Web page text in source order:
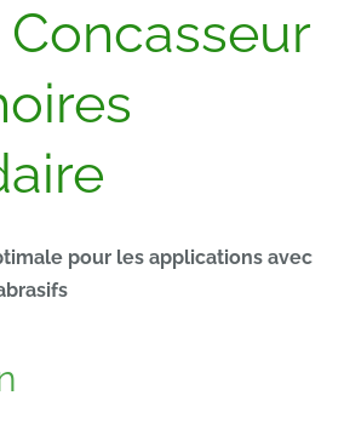
Concasseur
pour les applications avec